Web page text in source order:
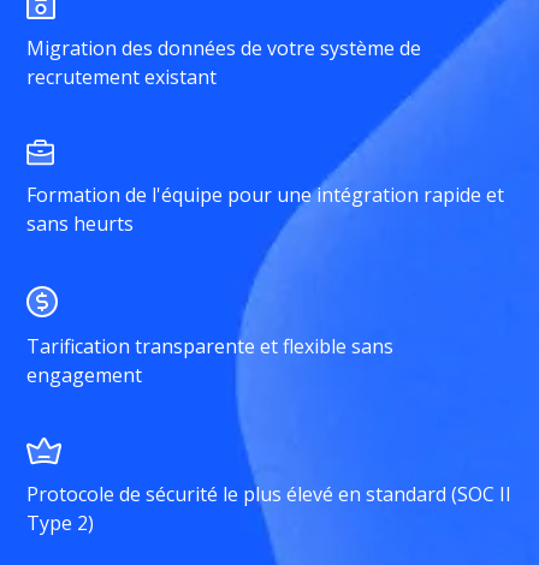
Migration des données de votre système de
recrutement existant
Formation de l'équipe pour une intégration rapide et
sans heurts
Tarification transparente et flexible sans
engagement
Protocole de sécurité le plus élevé en standard (SOC II
Type 2)